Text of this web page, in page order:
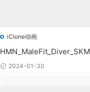
iClone动画
HMN_MaleFit_Diver_SKM
2024-01-30